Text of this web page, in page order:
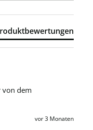
von dem
vor 3 Monaten